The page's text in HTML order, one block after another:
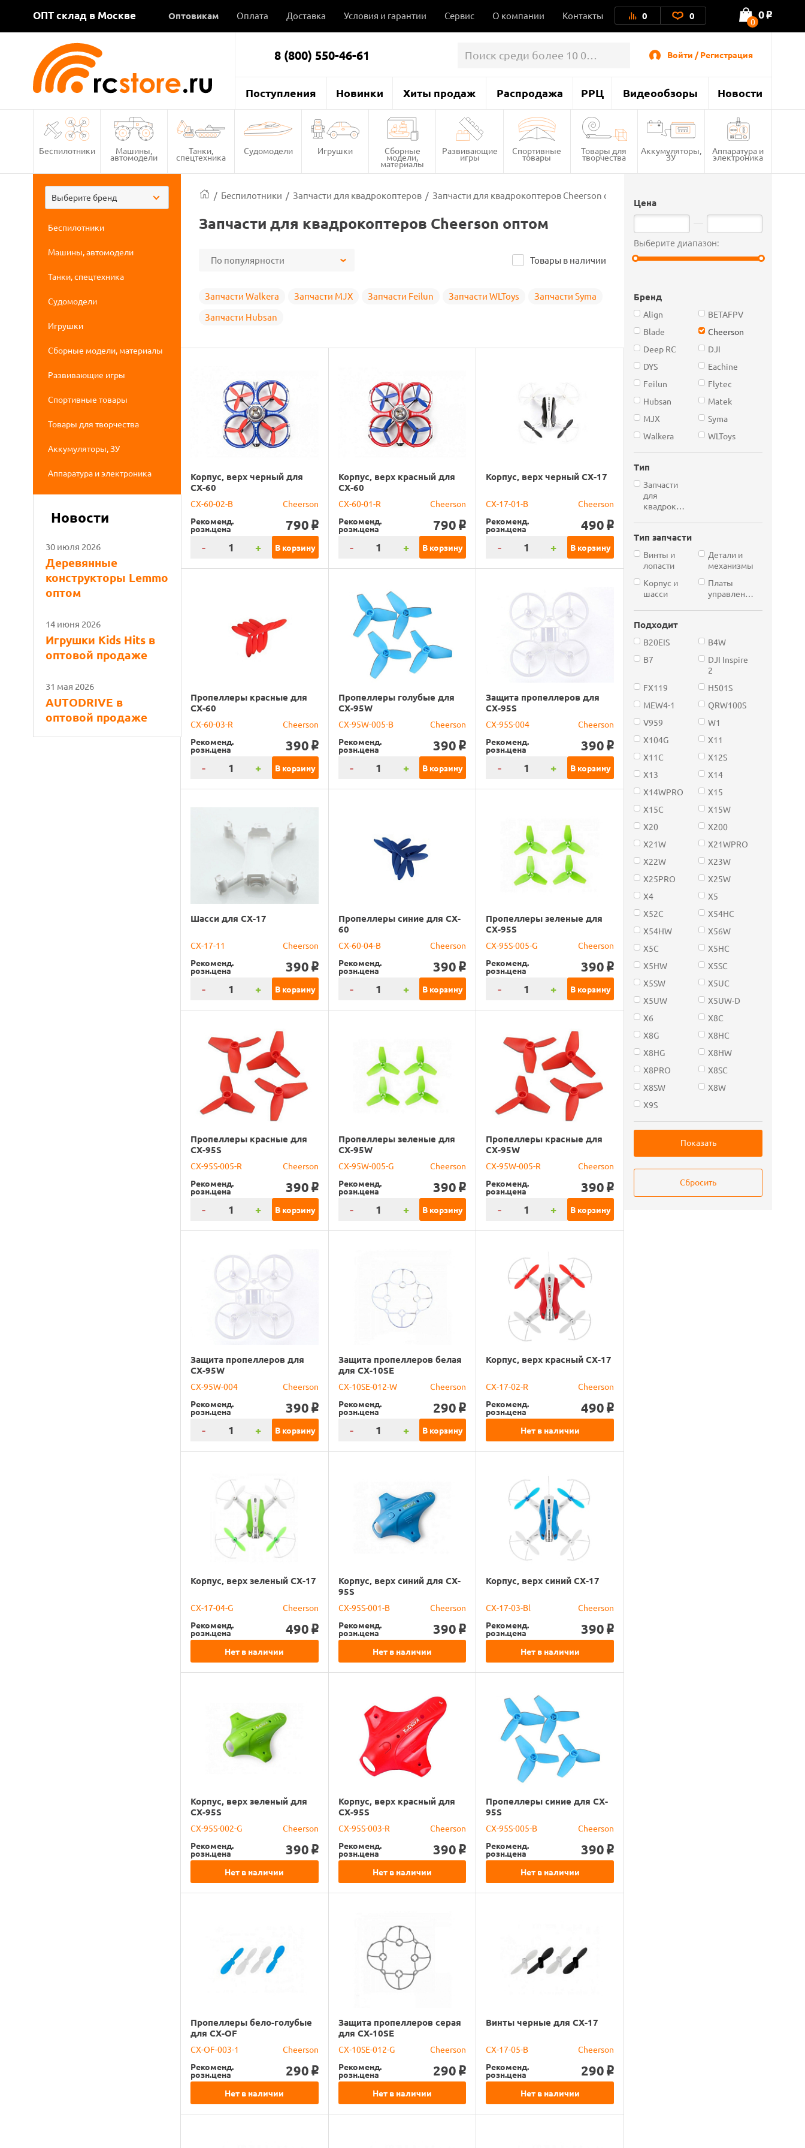
ОПТ склад в Москве Оптовикам Оплата Доставка Условия и гарантии Сервис О компании Контакты 0 0 0
0 o
8 (800) 550-46-61 Войти / Регистрация
Поступления Новинки Хиты продаж Распродажа РРЦ Видеообзоры Новости
Беспилотники Машины,
автомодели
Танки,
спецтехника
Судомодели Игрушки Сборные
модели,
материалы
Развивающие
игры
Спортивные
товары
Товары для
творчества
Аккумуляторы,
ЗУ
Аппаратура и
электроника
Выберите бренд
Беспилотники
Машины, автомодели
Танки, спецтехника
Судомодели
Игрушки
Сборные модели, материалы
Развивающие игры
Спортивные товары
Товары для творчества
Аккумуляторы, ЗУ
Аппаратура и электроника
Новости
30 июля 2026
Деревянные
конструкторы Lemmo
оптом
14 июня 2026
Игрушки Kids Hits в
оптовой продаже
31 мая 2026
AUTODRIVE в
оптовой продаже
Цена
Выберите диапазон:
Бренд
Align
BETAFPV
Blade
Cheerson
Deep RC
DJI
DYS
Eachine
Feilun
Flytec
Hubsan
Matek
MJX
Syma
Walkera
WLToys
Тип
Запчасти
для
квадрокоптеров
Тип запчасти
Винты и
лопасти
Детали и
механизмы
Корпус и
шасси
Платы
управления
Подходит
B20EIS
B4W
B7
DJI Inspire
2
FX119
H501S
MEW4-1
QRW100S
V959
W1
X104G
X11
X11C
X12S
X13
X14
X14WPRO
X15
X15C
X15W
X20
X200
X21W
X21WPRO
X22W
X23W
X25PRO
X25W
X4
X5
X52C
X54HC
X54HW
X56W
X5C
X5HC
X5HW
X5SC
X5SW
X5UC
X5UW
X5UW-D
X6
X8C
X8G
X8HC
X8HG
X8HW
X8PRO
X8SC
X8SW
X8W
X9S
/ Беспилотники / Запчасти для квадрокоптеров / Запчасти для квадрокоптеров Cheerson оптом
Запчасти для квадрокоптеров Cheerson оптом
По популярности Товары в наличии
Запчасти Walkera Запчасти MJX Запчасти Feilun Запчасти WLToys
Запчасти Syma
Запчасти Hubsan
Корпус, верх черный для
CX-60
CX-60-02-B
Cheerson
Рекоменд.
розн.цена 790 o
- + В корзину
Корпус, верх красный для
CX-60
CX-60-01-R
Cheerson
Рекоменд.
розн.цена 790 o
- + В корзину
Корпус, верх черный CX-17
CX-17-01-B
Cheerson
Рекоменд.
розн.цена 490 o
- + В корзину
Пропеллеры красные для
CX-60
CX-60-03-R
Cheerson
Рекоменд.
розн.цена 390 o
- + В корзину
Пропеллеры голубые для
CX-95W
CX-95W-005-B
Cheerson
Рекоменд.
розн.цена 390 o
- + В корзину
Защита пропеллеров для
CX-95S
CX-95S-004
Cheerson
Рекоменд.
розн.цена 390 o
- + В корзину
Шасси для CX-17
CX-17-11
Cheerson
Рекоменд.
розн.цена 390 o
- + В корзину
Пропеллеры синие для CX-
60
CX-60-04-B
Cheerson
Рекоменд.
розн.цена 390 o
- + В корзину
Пропеллеры зеленые для
CX-95S
CX-95S-005-G
Cheerson
Рекоменд.
розн.цена 390 o
- + В корзину
Пропеллеры красные для
CX-95S
CX-95S-005-R
Cheerson
Рекоменд.
розн.цена 390 o
- + В корзину
Пропеллеры зеленые для
CX-95W
CX-95W-005-G
Cheerson
Рекоменд.
розн.цена 390 o
- + В корзину
Пропеллеры красные для
CX-95W
CX-95W-005-R
Cheerson
Рекоменд.
розн.цена 390 o
- + В корзину
Защита пропеллеров для
CX-95W
CX-95W-004
Cheerson
Рекоменд.
розн.цена 390 o
- + В корзину
Защита пропеллеров белая
для CX-10SE
CX-10SE-012-W
Cheerson
Рекоменд.
розн.цена 290 o
- + В корзину
Корпус, верх красный CX-17
CX-17-02-R
Cheerson
Рекоменд.
розн.цена 490 o
Нет в наличии
Корпус, верх зеленый CX-17
CX-17-04-G
Cheerson
Рекоменд.
розн.цена 490 o
Нет в наличии
Корпус, верх синий для CX-
95S
CX-95S-001-B
Cheerson
Рекоменд.
розн.цена 390 o
Нет в наличии
Корпус, верх синий CX-17
CX-17-03-Bl
Cheerson
Рекоменд.
розн.цена 390 o
Нет в наличии
Корпус, верх зеленый для
CX-95S
CX-95S-002-G
Cheerson
Рекоменд.
розн.цена 390 o
Нет в наличии
Корпус, верх красный для
CX-95S
CX-95S-003-R
Cheerson
Рекоменд.
розн.цена 390 o
Нет в наличии
Пропеллеры синие для CX-
95S
CX-95S-005-B
Cheerson
Рекоменд.
розн.цена 390 o
Нет в наличии
Пропеллеры бело-голубые
для CX-OF
CX-OF-003-1
Cheerson
Рекоменд.
розн.цена 290 o
Нет в наличии
Защита пропеллеров серая
для CX-10SE
CX-10SE-012-G
Cheerson
Рекоменд.
розн.цена 290 o
Нет в наличии
Винты черные для CX-17
CX-17-05-B
Cheerson
Рекоменд.
розн.цена 290 o
Нет в наличии